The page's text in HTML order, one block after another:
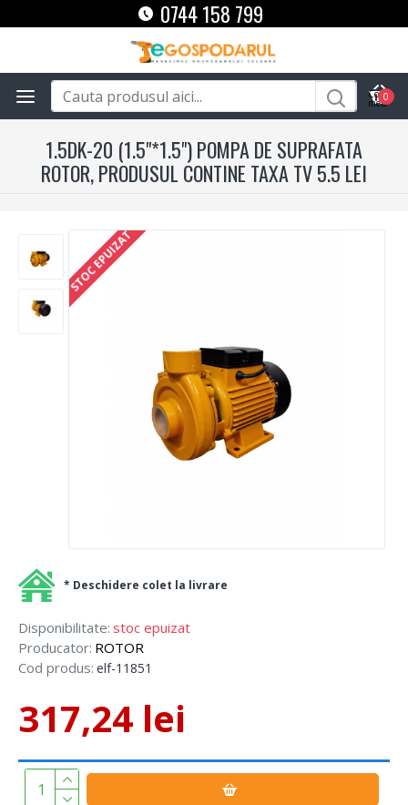
0744 158 799
0
1.5DK-20 (1.5"*1.5") POMPA DE SUPRAFATA
ROTOR, PRODUSUL CONTINE TAXA TV 5.5 LEI
STOC EPUIZAT
Disponibilitate: stoc epuizat
Producator: ROTOR
Cod produs: elf-11851
317,24 lei
* Deschidere colet la livrare